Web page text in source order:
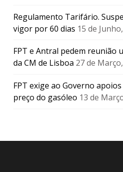
Regulamento Tarifário.
vigor por 60 dias 15 de
FPT e Antral pedem reunião
da CM de Lisboa 27 de
FPT exige ao Governo
preço do gasóleo 13 de